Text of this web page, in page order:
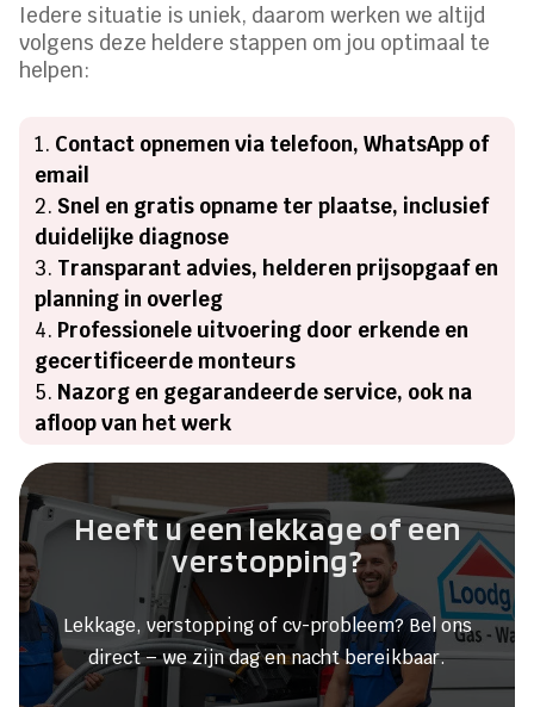
Iedere situatie is uniek, daarom werken we altijd
volgens deze heldere stappen om jou optimaal te
helpen:
Contact opnemen via telefoon, WhatsApp of
email
Snel en gratis opname ter plaatse, inclusief
duidelijke diagnose
Transparant advies, helderen prijsopgaaf en
planning in overleg
Professionele uitvoering door erkende en
gecertificeerde monteurs
Nazorg en gegarandeerde service, ook na
afloop van het werk
Heeft u een lekkage of een
verstopping?
Lekkage, verstopping of cv-probleem? Bel ons
direct – we zijn dag en nacht bereikbaar.